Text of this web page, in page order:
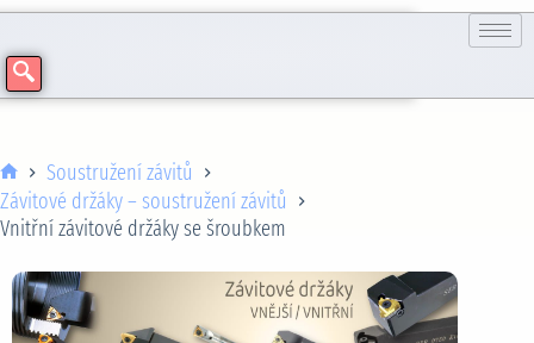
Soustružení závitů
Závitové držáky – soustružení závitů
Vnitřní závitové držáky se šroubkem